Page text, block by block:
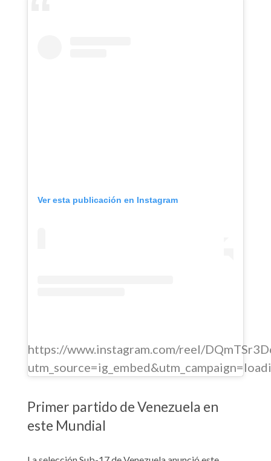
Ver esta publicación en Instagram
https://www.instagram.com/reel/
Primer partido de Venezuela en
este Mundial